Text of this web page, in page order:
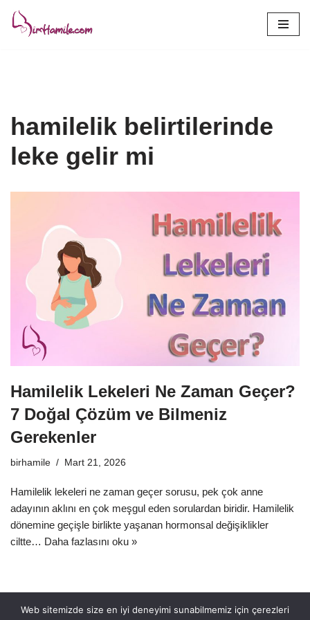
İçeriğe
hamilelik belirtilerinde
leke gelir mi
Hamilelik Lekeleri Ne Zaman Geçer?
7 Doğal Çözüm ve Bilmeniz
Gerekenler
birhamile Mart 21, 2026
Hamilelik lekeleri ne zaman geçer sorusu, pek çok anne
adayının aklını en çok meşgul eden sorulardan biridir. Hamilelik
dönemine geçişle birlikte yaşanan hormonsal değişiklikler
ciltte… Daha fazlasını oku »
Web sitemizde size en iyi deneyimi sunabilmemiz için çerezleri